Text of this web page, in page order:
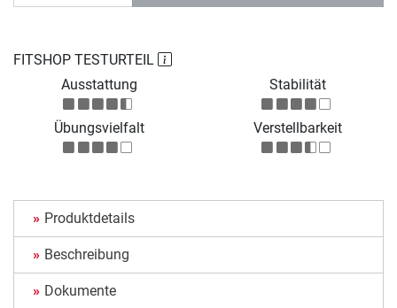
FITSHOP TESTURTEIL
Ausstattung
Stabilität
Übungsvielfalt Verstellbarkeit
Produktdetails
Beschreibung
Dokumente